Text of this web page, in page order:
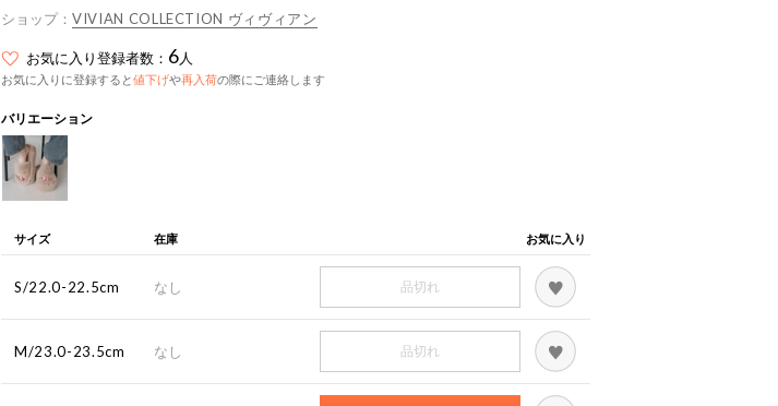
ショップ： VIVIAN COLLECTION ヴィヴィアン
お気に入り登録者数： 6人
お気に入りに登録すると値下げや再入荷の際にご連絡します
バリエーション
サイズ 在庫 お気に入り
S/22.0-22.5cm なし 品切れ
M/23.0-23.5cm なし 品切れ